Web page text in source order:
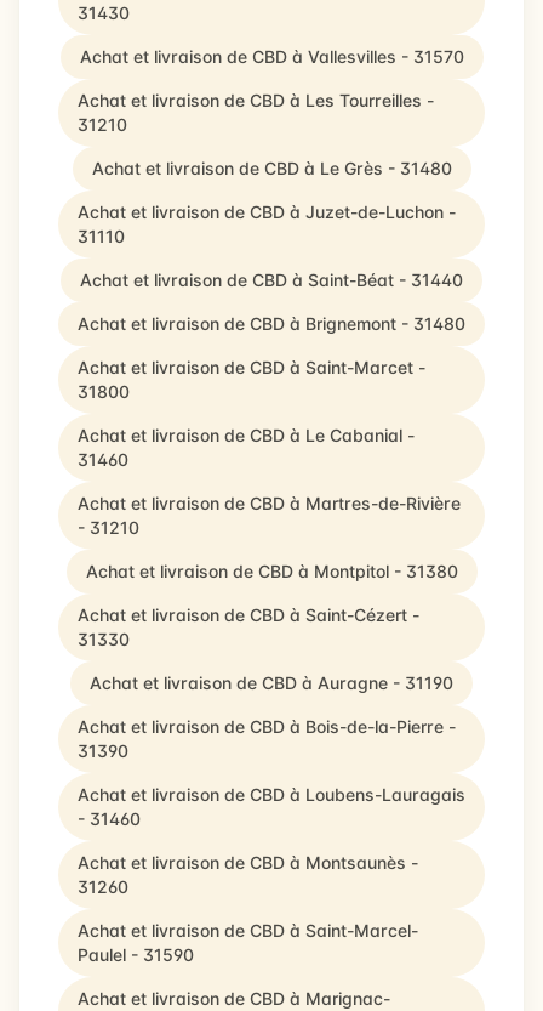
31430
Achat et livraison de CBD à Vallesvilles - 31570
Achat et livraison de CBD à Les Tourreilles -
31210
Achat et livraison de CBD à Le Grès - 31480
Achat et livraison de CBD à Juzet-de-Luchon -
31110
Achat et livraison de CBD à Saint-Béat - 31440
Achat et livraison de CBD à Brignemont - 31480
Achat et livraison de CBD à Saint-Marcet -
31800
Achat et livraison de CBD à Le Cabanial -
31460
Achat et livraison de CBD à Martres-de-Rivière
- 31210
Achat et livraison de CBD à Montpitol - 31380
Achat et livraison de CBD à Saint-Cézert -
31330
Achat et livraison de CBD à Auragne - 31190
Achat et livraison de CBD à Bois-de-la-Pierre -
31390
Achat et livraison de CBD à Loubens-Lauragais
- 31460
Achat et livraison de CBD à Montsaunès -
31260
Achat et livraison de CBD à Saint-Marcel-
Paulel - 31590
Achat et livraison de CBD à Marignac-